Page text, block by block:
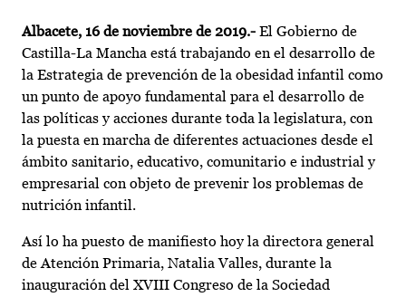
Albacete, 16 de noviembre de 2019.- El Gobierno de
Castilla-La Mancha está trabajando en el desarrollo de
la Estrategia de prevención de la obesidad infantil como
un punto de apoyo fundamental para el desarrollo de
las políticas y acciones durante toda la legislatura, con
la puesta en marcha de diferentes actuaciones desde el
ámbito sanitario, educativo, comunitario e industrial y
empresarial con objeto de prevenir los problemas de
nutrición infantil.
Así lo ha puesto de manifiesto hoy la directora general
de Atención Primaria, Natalia Valles, durante la
inauguración del XVIII Congreso de la Sociedad